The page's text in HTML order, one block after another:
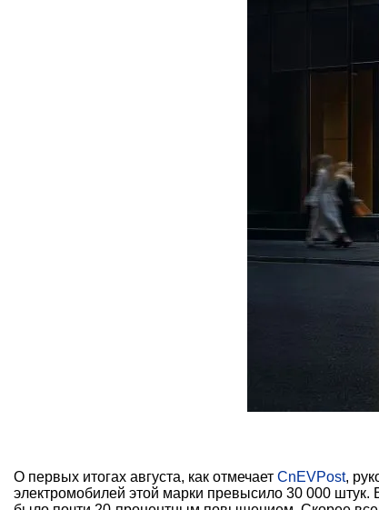
О первых итогах августа, как отмечает CnEVPost,
электромобилей этой марки превысило 30 000 штук.